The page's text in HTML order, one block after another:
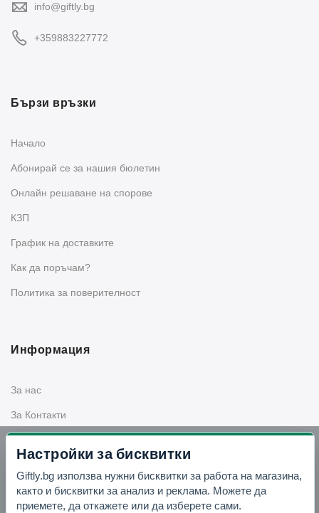
info@giftly.bg
+359883227772
Бързи връзки
Начало
Абонирай се за нашия бюлетин
Oнлайн решаване на спорове
КЗП
График на доставките
Как да поръчам?
Политика за поверителност
Информация
За нас
За Контакти
Поръчки, доставки и плащане
Гаранция, връщане и рекламации
Настройки за бисквитки
Giftly.bg използва нужни бисквитки за работа на магазина,
както и бисквитки за анализ и реклама. Можете да
приемете, да откажете или да изберете сами.